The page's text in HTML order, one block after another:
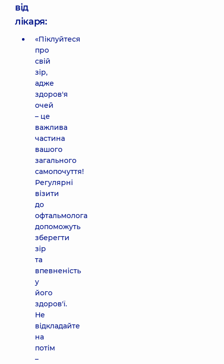
від
лікаря:
«Піклуйтеся
про
свій
зір,
адже
здоров'я
очей
– це
важлива
частина
вашого
загального
самопочуття!
Регулярні
візити
до
офтальмолога
допоможуть
зберегти
зір
та
впевненість
у
його
здоров'ї.
Не
відкладайте
на
потім
–